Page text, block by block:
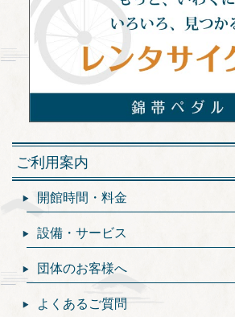
ご利用案内
開館時間・料金
設備・サービス
団体のお客様へ
よくあるご質問